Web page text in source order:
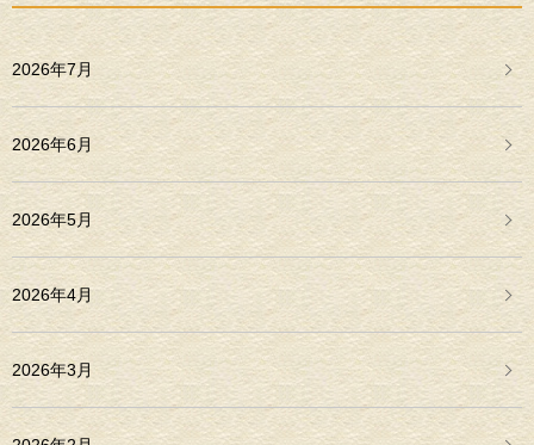
2026年7月
2026年6月
2026年5月
2026年4月
2026年3月